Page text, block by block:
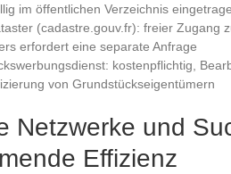
im öffentlichen Verzeichnis
(cadastre.gouv.fr): freier Zugang
erfordert eine separate Anfrage
kostenpflichtig,
von Grundstückseigentümern
Netzwerke und
Effizienz